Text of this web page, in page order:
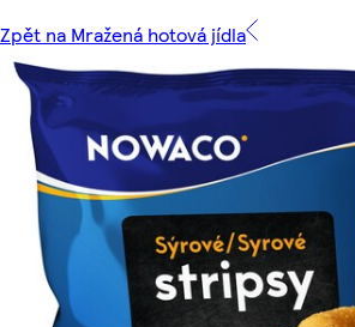
Zpět na Mražená hotová jídla